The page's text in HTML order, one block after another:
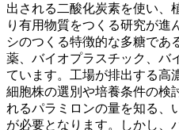
出される二酸化炭素を使い、
り有用物質をつくる研究が進
シのつくる特徴的な多糖であ
薬、バイオプラスチック、バ
ています。工場が排出する高
細胞株の選別や培養条件の検
れるパラミロンの量を知る、
が必要となります。しかし、